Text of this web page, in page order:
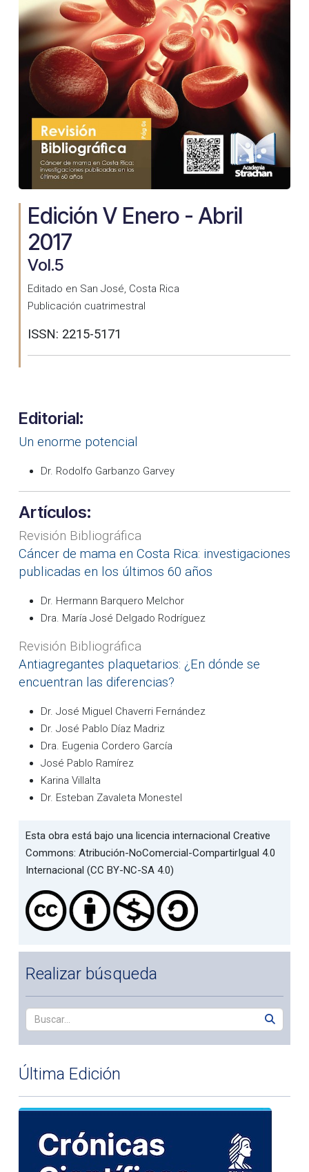
Edición V Enero - Abril
2017
Vol.5
Editado en San José, Costa Rica
Publicación cuatrimestral
ISSN: 2215-5171
Editorial:
Un enorme potencial
Dr. Rodolfo Garbanzo Garvey
Artículos:
Revisión Bibliográfica
Cáncer de mama en Costa Rica: investigaciones
publicadas en los últimos 60 años
Dr. Hermann Barquero Melchor
Dra. María José Delgado Rodríguez
Revisión Bibliográfica
Antiagregantes plaquetarios: ¿En dónde se
encuentran las diferencias?
Dr. José Miguel Chaverri Fernández
Dr. José Pablo Díaz Madriz
Dra. Eugenia Cordero García
José Pablo Ramírez
Karina Villalta
Dr. Esteban Zavaleta Monestel
Esta obra está bajo una licencia internacional Creative
Commons: Atribución-NoComercial-CompartirIgual 4.0
Internacional (CC BY-NC-SA 4.0)
Realizar búsqueda
Última Edición